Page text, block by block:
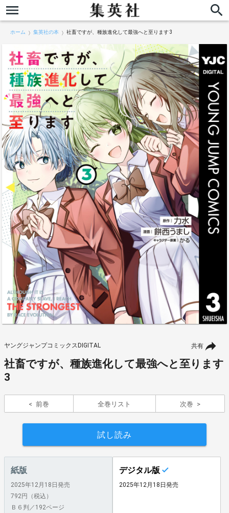
ホーム 集英社の本 社畜ですが、種族進化して最強へと至ります 3
共有
ヤングジャンプコミックスDIGITAL
社畜ですが、種族進化して最強へと至ります
3
前巻 全巻リスト 次巻
試し読み
紙版
2025年12月18日発売
792円（税込）
Ｂ６判／192ページ
デジタル版
2025年12月18日発売